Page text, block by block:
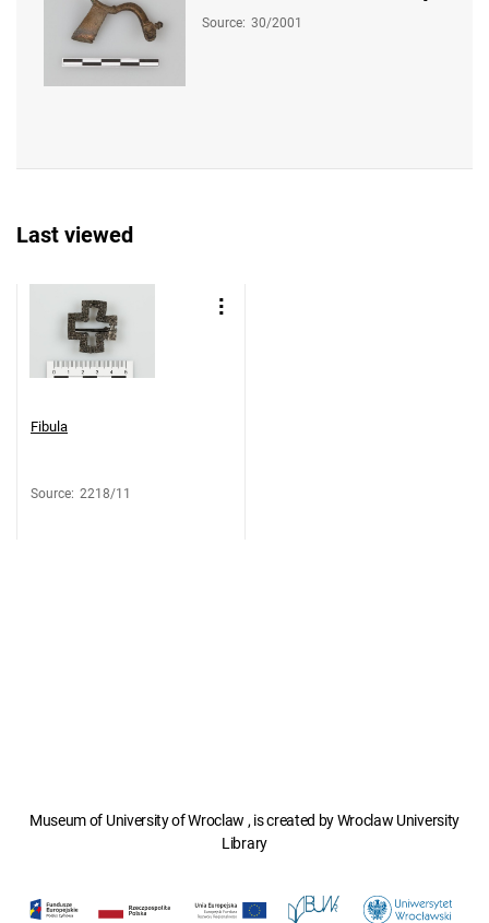
Source: 30/2001
Last viewed
Fibula
Source: 2218/11
Museum of University of Wroclaw , is created by Wroclaw University
Library